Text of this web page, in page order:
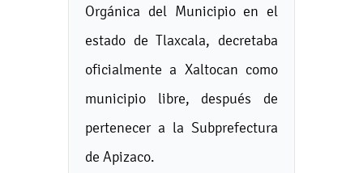
Orgánica del Municipio en el
estado de Tlaxcala, decretaba
oficialmente a Xaltocan como
municipio libre, después de
pertenecer a la Subprefectura
de Apizaco.